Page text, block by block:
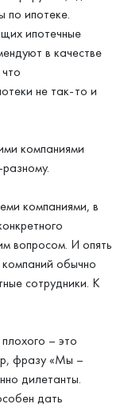
ипотеке.
ипотечные
в качестве
не так-то и
компаниями
компаниями, в
вопросом. И опять
обычно
сотрудники. К
– это
фразу «Мы –
дилетанты.
дать